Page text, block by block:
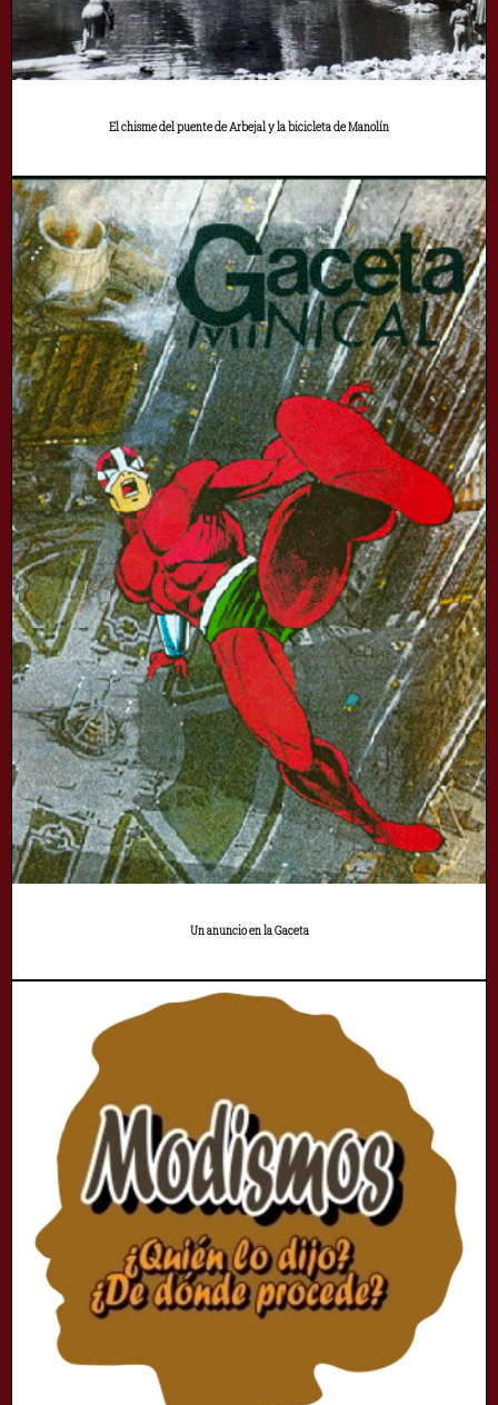
El chisme del puente de Arbejal y la bicicleta de Manolín
Un anuncio en la Gaceta